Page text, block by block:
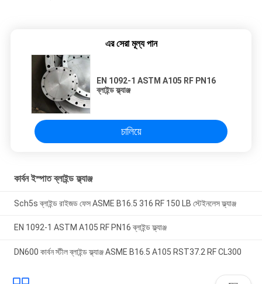
এর সেরা মূল্য পান
EN 1092-1 ASTM A105 RF PN16
ব্লাইন্ড ফ্ল্যাঞ্জ
চালিয়ে
কার্বন ইস্পাত ব্লাইন্ড ফ্ল্যাঞ্জ
Sch5s ব্লাইন্ড রাইজড ফেস ASME B16.5 316 RF 150 LB স্টেইনলেস ফ্ল্যাঞ্জ
EN 1092-1 ASTM A105 RF PN16 ব্লাইন্ড ফ্ল্যাঞ্জ
DN600 কার্বন স্টীল ব্লাইন্ড ফ্ল্যাঞ্জ ASME B16.5 A105 RST37.2 RF CL300